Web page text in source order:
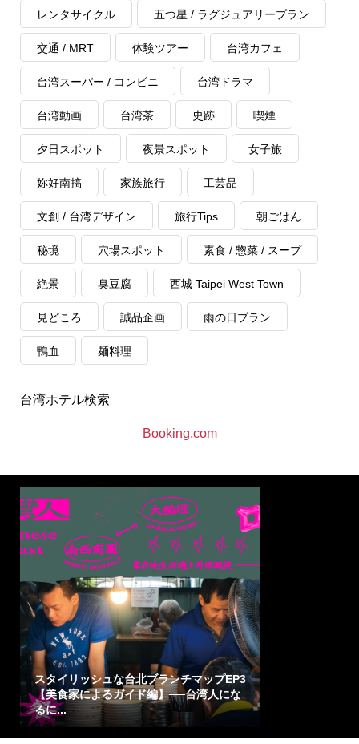
レンタサイクル 五つ星 / ラグジュアリープラン
交通 / MRT 体験ツアー 台湾カフェ
台湾スーパー / コンビニ 台湾ドラマ
台湾動画 台湾茶 史跡 喫煙
夕日スポット 夜景スポット 女子旅
妳好南搞 家族旅行 工芸品
文創 / 台湾デザイン 旅行Tips 朝ごはん
秘境 穴場スポット 素食 / 惣菜 / スープ
絶景 臭豆腐 西城 Taipei West Town
見どころ 誠品企画 雨の日プラン
鴨血 麺料理
台湾ホテル検索
Booking.com
スタイリッシュな台北ブランチマップEP3
【美食家によるガイド編】──台湾人にな
るに...